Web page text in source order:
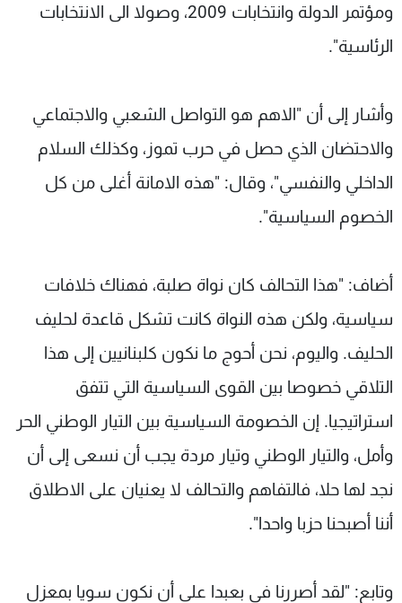
ومؤتمر الدولة وانتخابات 2009، وصولا الى الانتخابات
الرئاسية".
وأشار إلى أن "الاهم هو التواصل الشعبي والاجتماعي
والاحتضان الذي حصل في حرب تموز، وكذلك السلام
الداخلي والنفسي"، وقال: "هذه الامانة أغلى من كل
الخصوم السياسية".
أضاف: "هذا التحالف كان نواة صلبة، فهناك خلافات
سياسية، ولكن هذه النواة كانت تشكل قاعدة لحليف
الحليف. واليوم، نحن أحوج ما نكون كلبنانيين إلى هذا
التلاقي خصوصا بين القوى السياسية التي تتفق
استراتيجيا. إن الخصومة السياسية بين التيار الوطني الحر
وأمل، والتيار الوطني وتيار مردة يجب أن نسعى إلى أن
نجد لها حلا، فالتفاهم والتحالف لا يعنيان على الاطلاق
أننا أصبحنا حزبا واحدا".
وتابع: "لقد أصررنا في بعبدا على أن نكون سويا بمعزل